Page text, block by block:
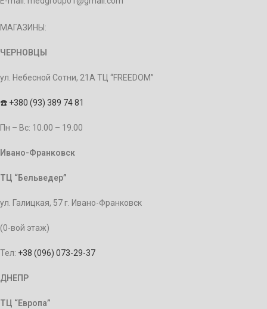
МАГАЗИНЫ:
ЧЕРНОВЦЫ
ул. Небесной Сотни, 21А ТЦ “FREEDOM”
☎️ +380 (93) 389 74 81
Пн – Bc: 10.00 – 19.00
Ивано-Франковск
ТЦ “Бельведер”
ул. Галицкая, 57 г. Ивано-Франковск
(0-вой этаж)
Тел: +38 (096) 073-29-37
ДНЕПР
ТЦ “Европа”